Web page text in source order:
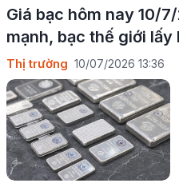
Giá bạc hôm nay 10/
mạnh, bạc thế giới
Thị trường 10/07/2026 13:36